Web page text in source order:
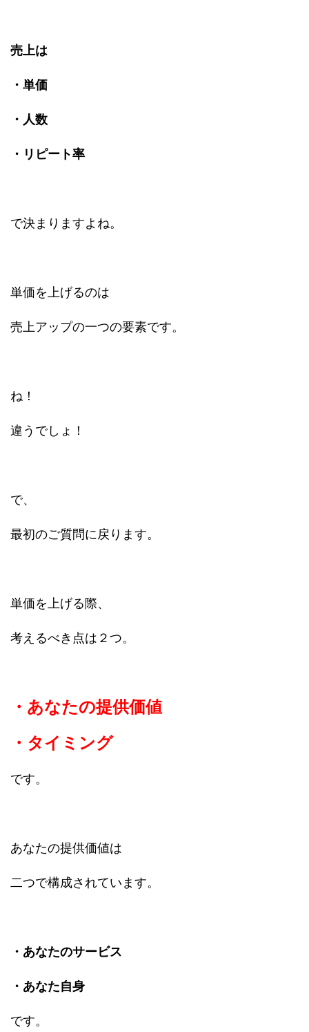
売上は
・単価
・人数
・リピート率
で決まりますよね。
単価を上げるのは
売上アップの一つの要素です。
ね！
違うでしょ！
で、
最初のご質問に戻ります。
単価を上げる際、
考えるべき点は２つ。
・あなたの提供価値
・タイミング
です。
あなたの提供価値は
二つで構成されています。
・あなたのサービス
・あなた自身
です。